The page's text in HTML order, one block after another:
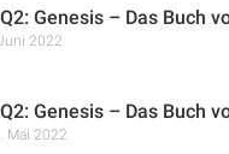
Genesis – Das Buch
2022
Genesis – Das Buch
Mai 2022